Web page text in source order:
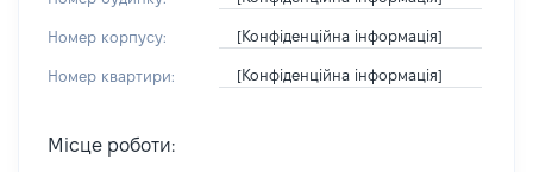
Номер корпусу: [Конфіденційна інформація]
Номер квартири: [Конфіденційна інформація]
Місце роботи: